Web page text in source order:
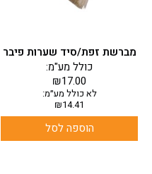
מברשת זפת/סיד שערות פיבר
₪17.00
כולל מע"מ:
לא כולל מע״מ:
₪14.41
הוספה לסל